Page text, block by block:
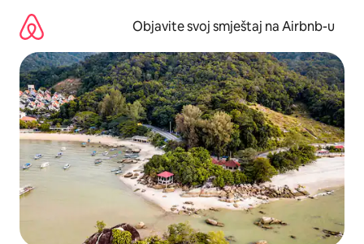
sadržaj
Objavite svoj smještaj na Airbnb-u